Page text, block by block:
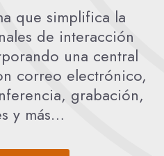
que simplifica la
de interacción
una central
correo electrónico,
grabación,
y más…